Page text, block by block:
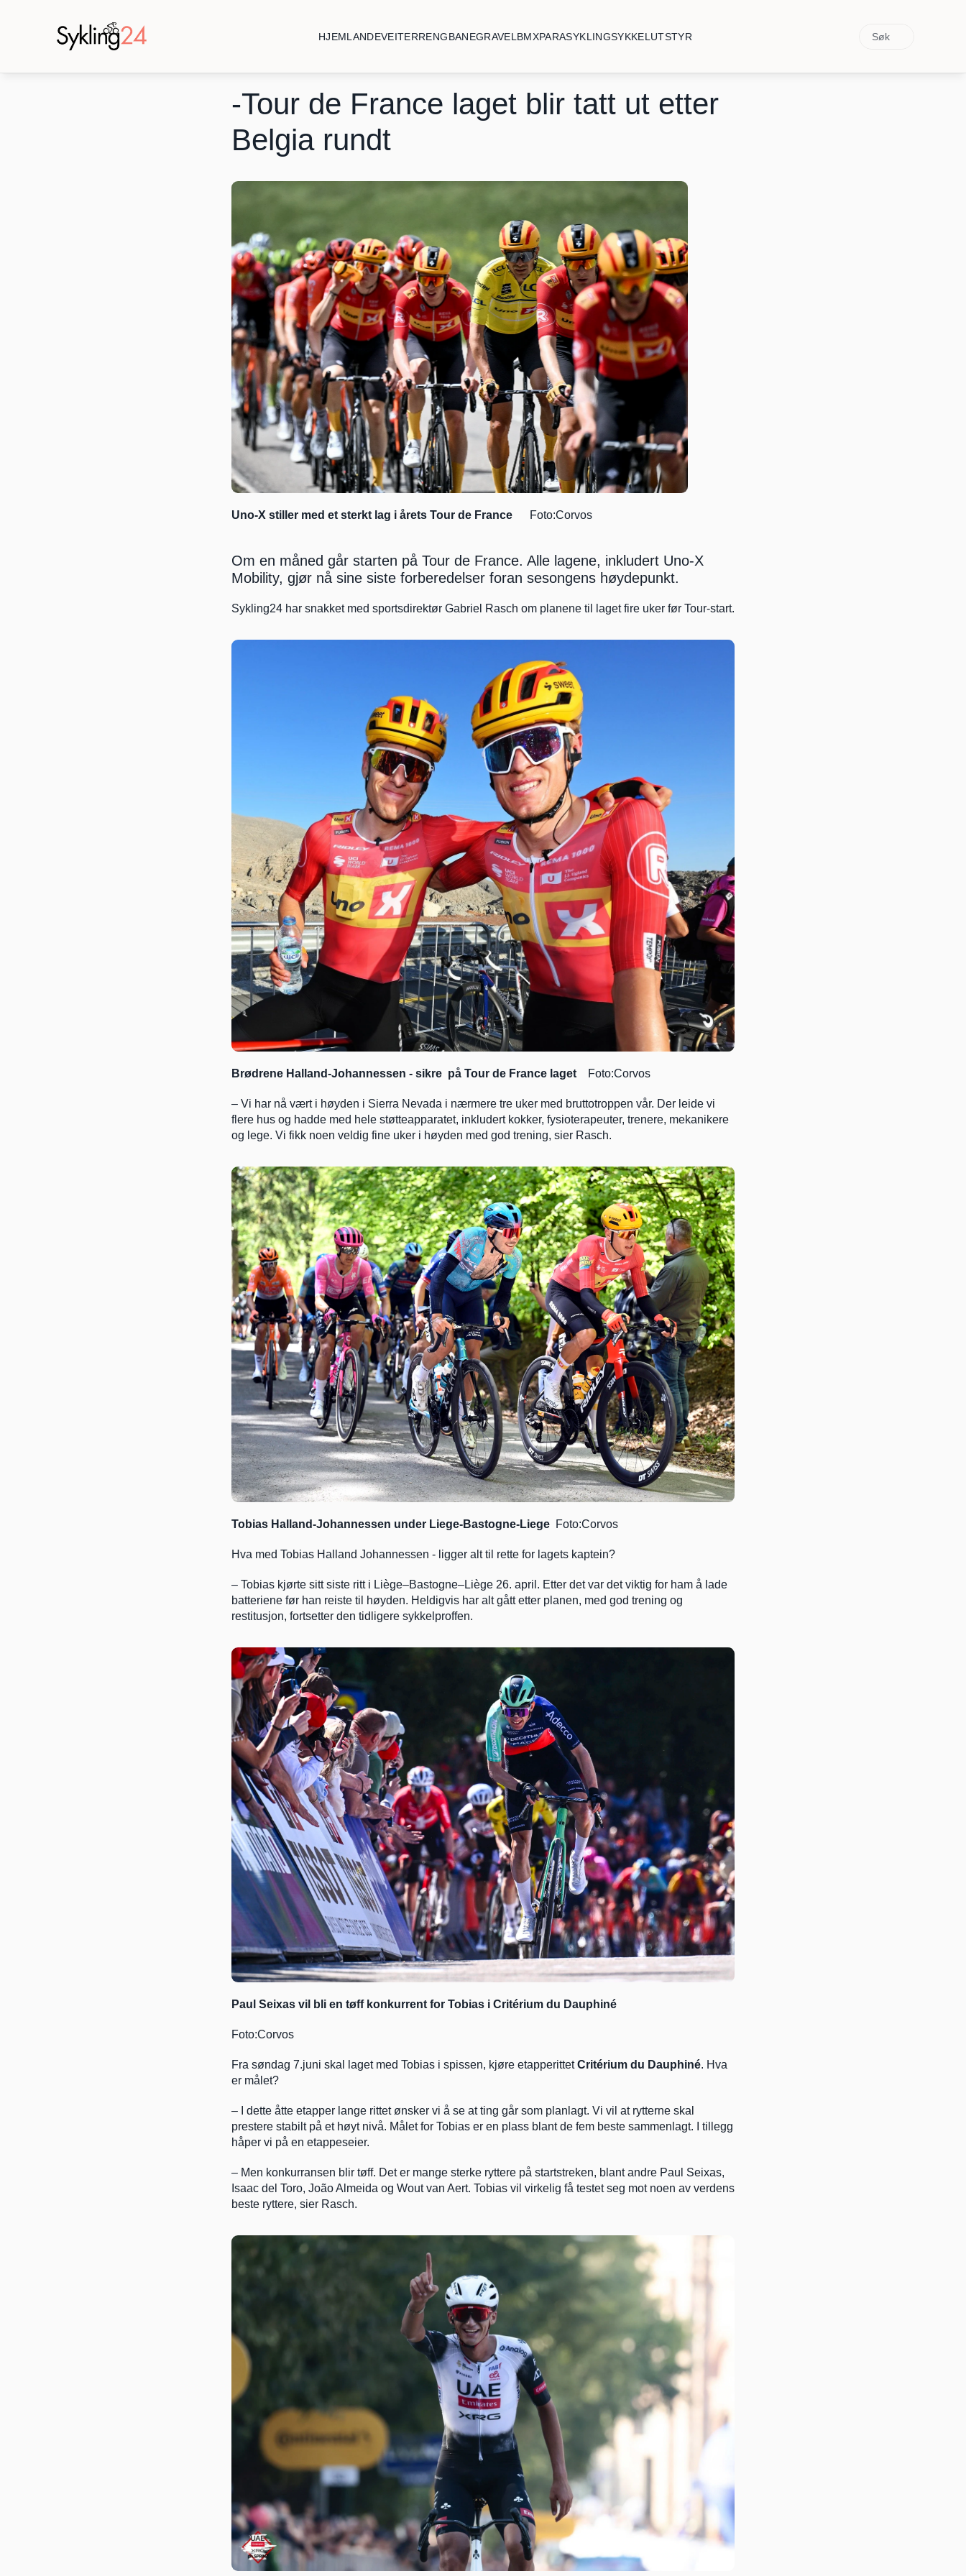
HJEMLANDEVEITERRENGBANEGRAVEL BMXPARASYKLINGSYKKELUTSTYR Søk
-Tour de France laget blir tatt ut etter
Belgia rundt
Uno-X stiller med et sterkt lag i årets Tour de France
      Foto:Corvos
Om en måned går starten på Tour de France. Alle lagene, inkludert Uno-X
Mobility, gjør nå sine siste forberedelser foran sesongens høydepunkt.
Sykling24 har snakket med sportsdirektør Gabriel Rasch om planene til laget fire uker før Tour-start.
Brødrene Halland-Johannessen - sikre  på Tour de France laget
    Foto:Corvos
– Vi har nå vært i høyden i Sierra Nevada i nærmere tre uker med bruttotroppen vår. Der leide vi
flere hus og hadde med hele støtteapparatet, inkludert kokker, fysioterapeuter, trenere, mekanikere
og lege. Vi fikk noen veldig fine uker i høyden med god trening, sier Rasch.
Tobias Halland-Johannessen under Liege-Bastogne-Liege Foto:Corvos
Hva med Tobias Halland Johannessen - ligger alt til rette for lagets kaptein?
– Tobias kjørte sitt siste ritt i Liège–Bastogne–Liège 26. april. Etter det var det viktig for ham å lade
batteriene før han reiste til høyden. Heldigvis har alt gått etter planen, med god trening og
restitusjon, fortsetter den tidligere sykkelproffen.
Paul Seixas vil bli en tøff konkurrent for Tobias i Critérium du Dauphiné
Foto:Corvos
Fra søndag 7.juni skal laget med Tobias i spissen, kjøre etapperittet Critérium du Dauphiné. Hva
er målet?
– I dette åtte etapper lange rittet ønsker vi å se at ting går som planlagt. Vi vil at rytterne skal
prestere stabilt på et høyt nivå. Målet for Tobias er en plass blant de fem beste sammenlagt. I tillegg
håper vi på en etappeseier.
– Men konkurransen blir tøff. Det er mange sterke ryttere på startstreken, blant andre Paul Seixas,
Isaac del Toro, João Almeida og Wout van Aert. Tobias vil virkelig få testet seg mot noen av verdens
beste ryttere, sier Rasch.